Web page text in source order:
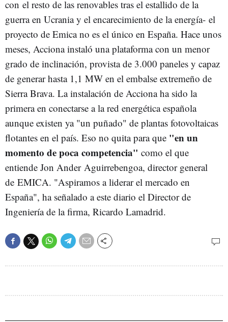
con el resto de las renovables tras el estallido de la
guerra en Ucrania y el encarecimiento de la energía- el
proyecto de Emica no es el único en España. Hace unos
meses, Acciona instaló una plataforma con un menor
grado de inclinación, provista de 3.000 paneles y capaz
de generar hasta 1,1 MW en el embalse extremeño de
Sierra Brava. La instalación de Acciona ha sido la
primera en conectarse a la red energética española
aunque existen ya "un puñado" de plantas fotovoltaicas
flotantes en el país. Eso no quita para que "en un
momento de poca competencia" como el que
entiende Jon Ander Aguirrebengoa, director general
de EMICA. "Aspiramos a liderar el mercado en
España", ha señalado a este diario el Director de
Ingeniería de la firma, Ricardo Lamadrid.